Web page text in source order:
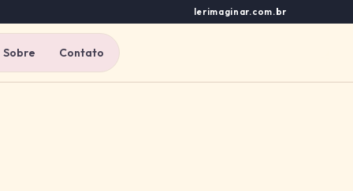
lerimaginar.com.br
Sobre Contato